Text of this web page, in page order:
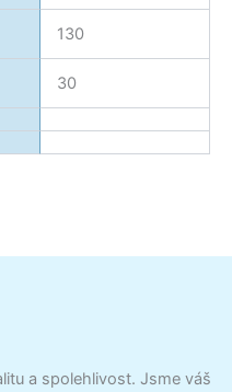
130
30
a spolehlivost. Jsme váš